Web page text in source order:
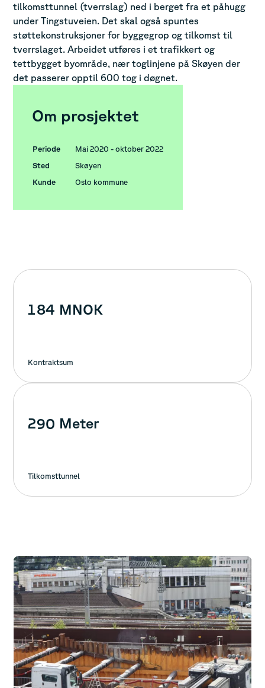
tilkomsttunnel (tverrslag) ned i berget fra et påhugg
under Tingstuveien. Det skal også spuntes
støttekonstruksjoner for byggegrop og tilkomst til
tverrslaget. Arbeidet utføres i et trafikkert og
tettbygget byområde, nær toglinjene på Skøyen der
det passerer opptil 600 tog i døgnet.
Om prosjektet
Periode
Mai 2020 - oktober 2022
Sted
Skøyen
Kunde
Oslo kommune
184 MNOK
Kontraktsum
290 Meter
Tilkomsttunnel